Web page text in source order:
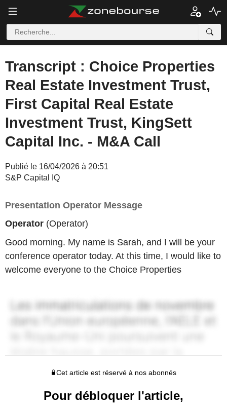
Transcript : Choice Properties
Real Estate Investment Trust,
First Capital Real Estate
Investment Trust, KingSett
Capital Inc. - M&A Call
Publié le 16/04/2026 à 20:51
S&P Capital IQ
Presentation Operator Message
Operator (Operator)
Good morning. My name is Sarah, and I will be your
conference operator today. At this time, I would like to
welcome everyone to the Choice Properties
Cet article est réservé à nos abonnés
Pour débloquer l'article,